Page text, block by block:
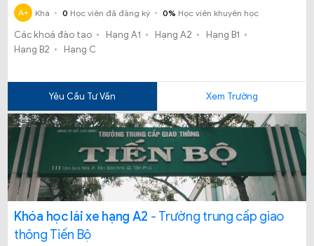
lượng đào tạo, nghiệp vụ sư phạm của giáo viên, đầu tư xe đời
mới và cải tiến quy trình đào tạo để việc học, thi trở nên dễ
dàng hơn.
A+ Khá 0 Học viên đã đăng ký 0% Học viên khuyên học
Các khoá đào tạo Hạng A1 Hạng A2
Hạng B1
Hạng B2
Hạng C
Yêu Cầu Tư Vấn Xem Trường
Khóa học lái xe hạng A2 - Trường trung cấp giao
thông Tiến Bộ